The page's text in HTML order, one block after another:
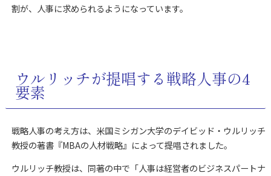
割が、人事に求められるようになっています。
ウルリッチが提唱する戦略人事の4
要素
戦略人事の考え方は、米国ミシガン大学のデイビッド・ウルリッチ
教授の著書『MBAの人材戦略』によって提唱されました。
ウルリッチ教授は、同著の中で「人事は経営者のビジネスパートナ